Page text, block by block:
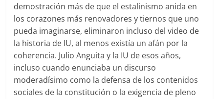
demostración más de que el estalinismo anida en
los corazones más renovadores y tiernos que uno
pueda imaginarse, eliminaron incluso del video de
la historia de IU, al menos existía un afán por la
coherencia. Julio Anguita y la IU de esos años,
incluso cuando enunciaba un discurso
moderadísimo como la defensa de los contenidos
sociales de la constitución o la exigencia de pleno